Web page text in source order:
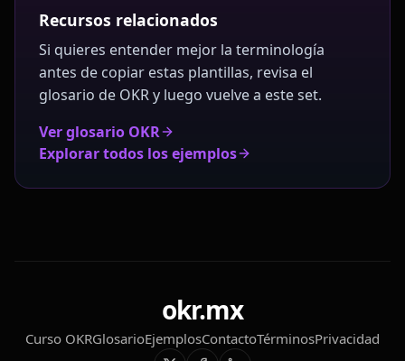
Recursos relacionados
Si quieres entender mejor la terminología
antes de copiar estas plantillas, revisa el
glosario de OKR y luego vuelve a este set.
Ver glosario OKR
Explorar todos los ejemplos
okr.mx
Curso OKRGlosarioEjemplosContactoTérminosPrivacidad